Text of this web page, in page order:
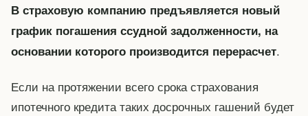
В страховую компанию предъявляется новый
график погашения ссудной задолженности, на
основании которого производится перерасчет.
Если на протяжении всего срока страхования
ипотечного кредита таких досрочных гашений будет